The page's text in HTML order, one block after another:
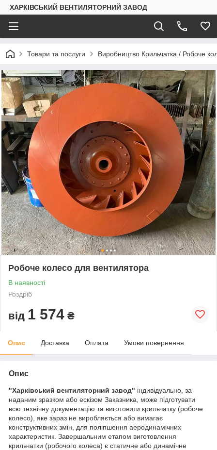
ХАРКІВСЬКИЙ ВЕНТИЛЯТОРНИЙ ЗАВОД
Товари та послуги Виробництво Крильчатка / Робоче
Робоче колесо для вентилятора
В наявності
Роздріб
від 1 574 ₴
Опис Доставка Оплата Умови повернення
Опис
"Харківський вентиляторний завод" індивідуально, за
наданим зразком або ескізом Заказника, може підготувати
всю технічну документацію та виготовити крильчатку (робоче
колесо), яке зараз не виробляється або вимагає
конструктивних змін, для поліпшення аеродинамічних
характеристик. Завершальним етапом виготовлення
крильчатки (робочого колеса) є статичне або динамічне